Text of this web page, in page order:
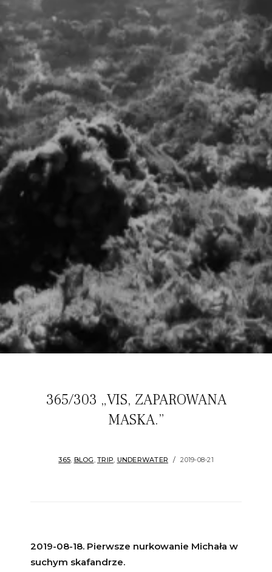
365/303 „VIS, ZAPAROWANA
MASKA.”
365, BLOG, TRIP, UNDERWATER 2019-08-21
2019-08-18. Pierwsze nurkowanie Michała w
suchym skafandrze.